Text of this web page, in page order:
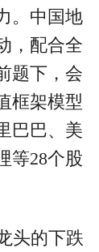
。中国地
，配合全
题下，会
框架模型
巴巴、美
等28个股
头的下跌